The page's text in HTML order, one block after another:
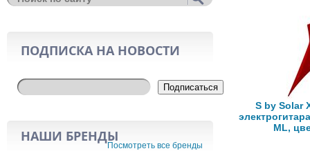
ПОДПИСКА НА НОВОСТИ
Подписаться
НАШИ БРЕНДЫ
Посмотреть все бренды
S by Solar
ML,